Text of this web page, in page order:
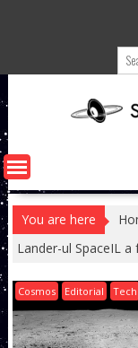
You are here
Lander-ul SpaceIL
Cosmos Editorial Tech